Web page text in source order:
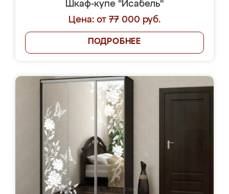
Шкаф-купе "Исабель"
Цена: от 77 000 руб.
ПОДРОБНЕЕ